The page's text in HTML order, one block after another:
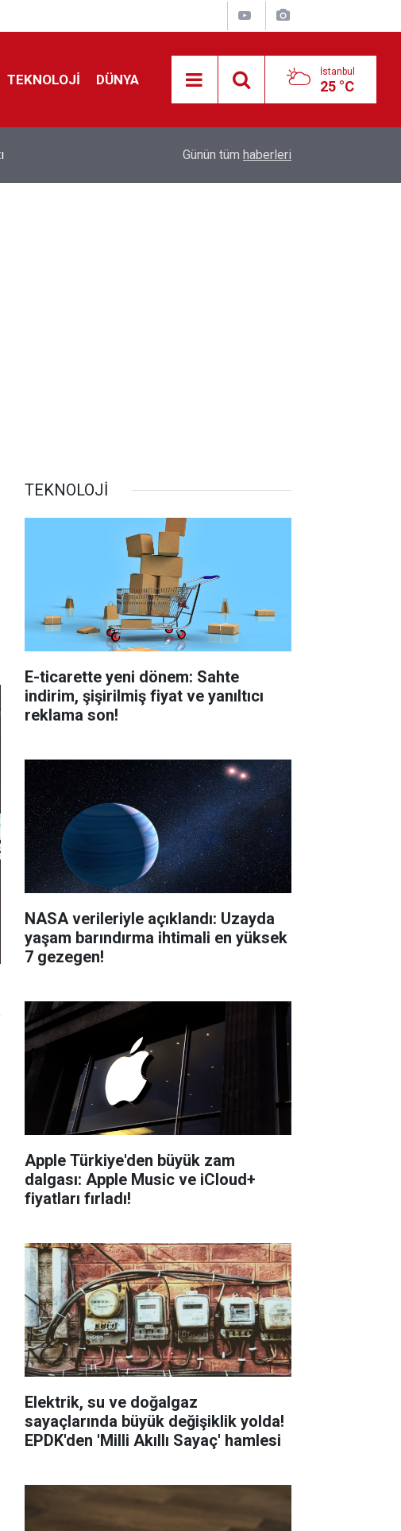
TEKNOLOJİ DÜNYA İstanbul
25 °C
kontrol edecek
Günün tüm haberleri
TEKNOLOJİ
E-ticarette yeni dönem: Sahte
indirim, şişirilmiş fiyat ve yanıltıcı
reklama son!
NASA verileriyle açıklandı: Uzayda
yaşam barındırma ihtimali en yüksek
7 gezegen!
Apple Türkiye'den büyük zam
dalgası: Apple Music ve iCloud+
fiyatları fırladı!
Elektrik, su ve doğalgaz
sayaçlarında büyük değişiklik yolda!
EPDK'den 'Milli Akıllı Sayaç' hamlesi